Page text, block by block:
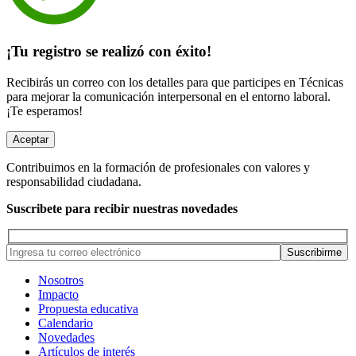
¡Tu registro se realizó con éxito!
Recibirás un correo con los detalles para que participes en Técnicas
para mejorar la comunicación interpersonal en el entorno laboral.
¡Te esperamos!
Aceptar
Contribuimos en la formación de profesionales con valores y
responsabilidad ciudadana.
Suscribete para recibir nuestras novedades
Nosotros
Impacto
Propuesta educativa
Calendario
Novedades
Artículos de interés